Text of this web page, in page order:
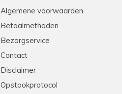
Algemene voorwaarden
Betaalmethoden
Bezorgservice
Contact
Disclaimer
Opstookprotocol